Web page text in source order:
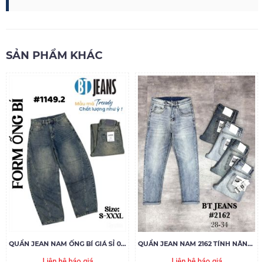
SẢN PHẨM KHÁC
QUẦN JEAN NAM ỐNG BÍ GIÁ SỈ 001 QUẦN JEAN NAM 2162 TÍNH NĂNG LÀM MÁT COOLMAX